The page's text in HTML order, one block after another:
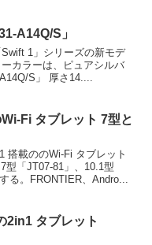
A14Q/S」
1」シリーズの新モデ
カラーは、ピュアシルバ
S」 厚さ14....
Fi タブレット 7型と
搭載ののWi-Fi タブレット
型「JT07-81」、10.1型
る。FRONTIER、Andro...
2in1 タブレット